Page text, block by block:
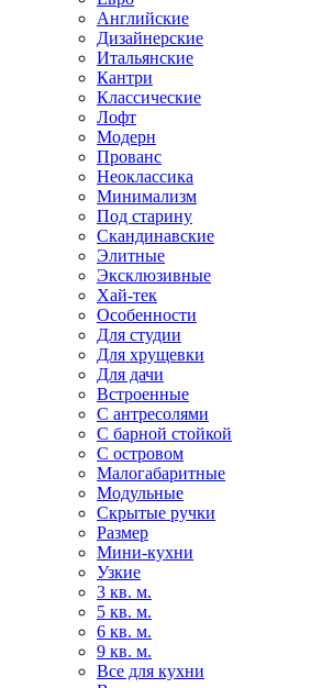
Английские
Дизайнерские
Итальянские
Кантри
Классические
Лофт
Модерн
Прованс
Неоклассика
Минимализм
Под старину
Скандинавские
Элитные
Эксклюзивные
Хай-тек
Особенности
Для студии
Для хрущевки
Для дачи
Встроенные
С антресолями
С барной стойкой
С островом
Малогабаритные
Модульные
Скрытые ручки
Размер
Мини-кухни
Узкие
3 кв. м.
5 кв. м.
6 кв. м.
9 кв. м.
Все для кухни